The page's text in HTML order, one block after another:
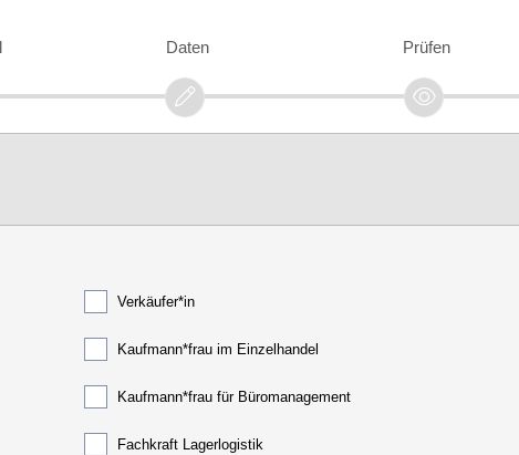
Daten Prüfen
Verkäufer*in
Kaufmann*frau im Einzelhandel
Kaufmann*frau für Büromanagement
Fachkraft Lagerlogistik